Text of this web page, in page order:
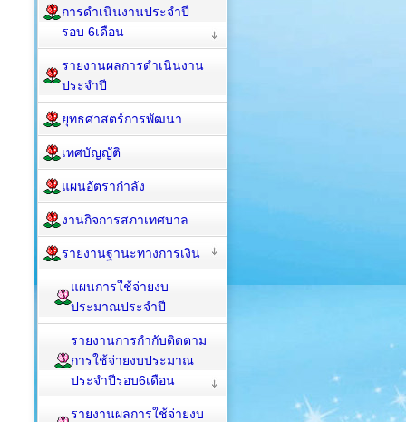
การดำเนินงานประจำปี
รอบ 6เดือน
รายงานผลการดำเนินงาน
ประจำปี
ยุทธศาสตร์การพัฒนา
เทศบัญญัติ
แผนอัตรากำลัง
งานกิจการสภาเทศบาล
รายงานฐานะทางการเงิน
แผนการใช้จ่ายงบ
ประมาณประจำปี
รายงานการกำกับติดตาม
การใช้จ่ายงบประมาณ
ประจำปีรอบ6เดือน
รายงานผลการใช้จ่ายงบ